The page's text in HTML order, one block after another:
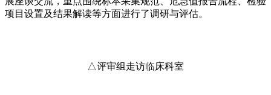
项目设置及结果解读等方面进行了调研与评估。
△评审组走访临床科室